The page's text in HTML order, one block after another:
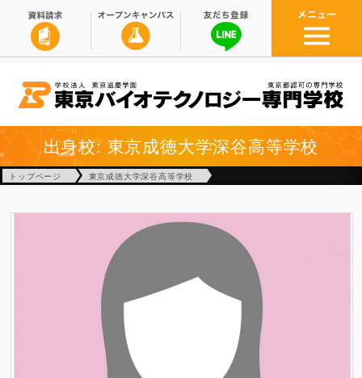
出身校: 東京成徳大学深谷高等学校
トップページ 東京成徳大学深谷高等学校